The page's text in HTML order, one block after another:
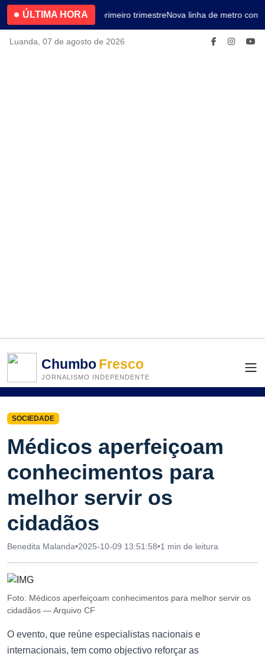
ÚLTIMA HORA4.2% no primeiro trimestreNova linha de metro
Luanda, 07 de agosto de 2026
ChumboFresco
JORNALISMO INDEPENDENTE
SOCIEDADE
Médicos aperfeiçoam
conhecimentos para
melhor servir os
cidadãos
Benedita Malanda•2025-10-09 13:51:58•1 min de leitura
Foto: Médicos aperfeiçoam conhecimentos para melhor servir os
cidadãos — Arquivo CF
O evento, que reúne especialistas nacionais e
internacionais, tem como objectivo reforçar as